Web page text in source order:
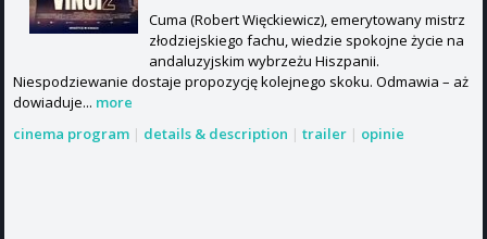
Cuma (Robert Więckiewicz), emerytowany mistrz
złodziejskiego fachu, wiedzie spokojne życie na
andaluzyjskim wybrzeżu Hiszpanii.
Niespodziewanie dostaje propozycję kolejnego skoku. Odmawia – aż
dowiaduje... more
cinema program | details & description | trailer | opinie